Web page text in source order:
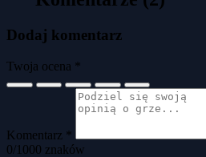
Dodaj komentarz
Twoja ocena *
Komentarz *
0/1000 znaków